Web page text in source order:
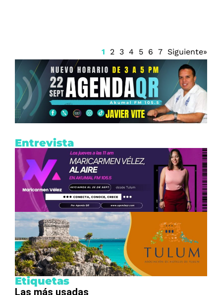
1 2 3 4 5 6 7 Siguiente»
Entrevista
Etiquetas
Las más usadas